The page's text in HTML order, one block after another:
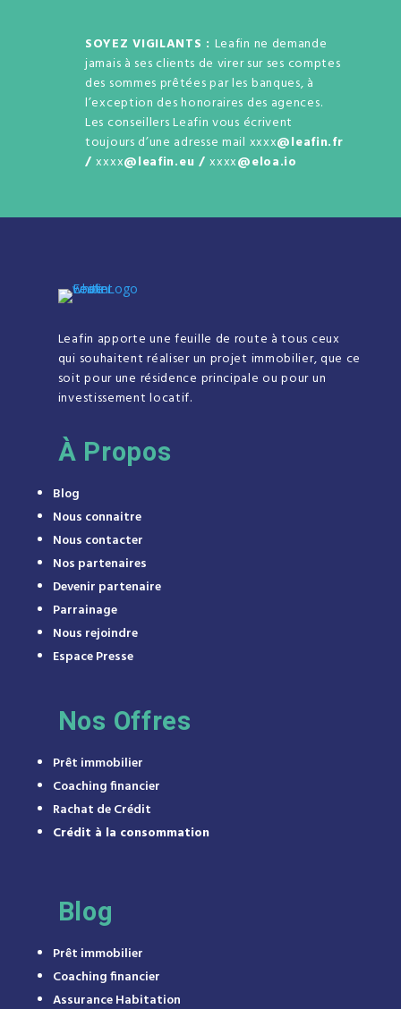
SOYEZ VIGILANTS : Leafin ne demande
jamais à ses clients de virer sur ses comptes
des sommes prêtées par les banques, à
l’exception des honoraires des agences.
Les conseillers Leafin vous écrivent
toujours d’une adresse mail xxxx@leafin.fr
/xxxx@leafin.eu /xxxx@eloa.io
Leafin apporte une feuille de route à tous ceux
qui souhaitent réaliser un projet immobilier, que ce
soit pour une résidence principale ou pour un
investissement locatif.
À Propos
Blog
Nous connaitre
Nous contacter
Nos partenaires
Devenir partenaire
Parrainage
Nous rejoindre
Espace Presse
Nos Offres
Prêt immobilier
Coaching financier
Rachat de Crédit
Crédit à la consommation
Blog
Prêt immobilier
Coaching financier
Assurance Habitation